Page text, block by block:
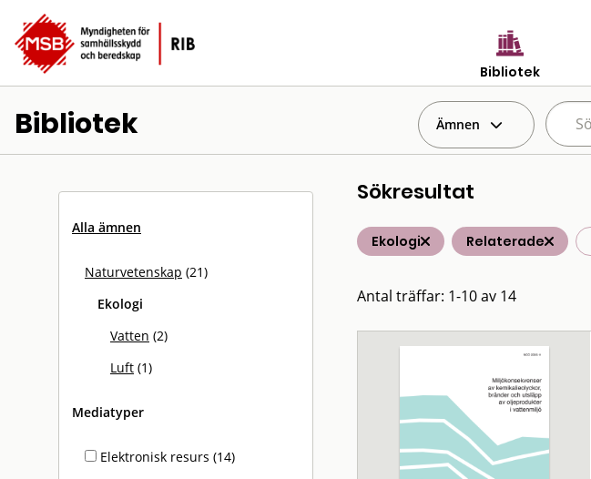
Bibliotek
Bibliotek Ämnen
Alla ämnen
Naturvetenskap (21)
Ekologi
Vatten (2)
Luft (1)
Mediatyper
Elektronisk resurs (14)
Sökresultat
Ekologi Relaterade
Antal träffar: 1-10 av 14